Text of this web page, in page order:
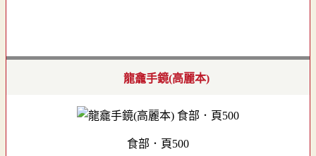
龍龕手鏡(高麗本)
食部．頁500